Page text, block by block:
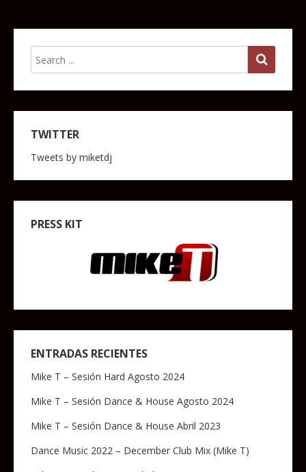
TWITTER
Tweets by miketdj
PRESS KIT
ENTRADAS RECIENTES
Mike T – Sesión Hard Agosto 2024
Mike T – Sesión Dance & House Agosto 2024
Mike T – Sesión Dance & House Abril 2023
Dance Music 2022 – December Club Mix (Mike T)